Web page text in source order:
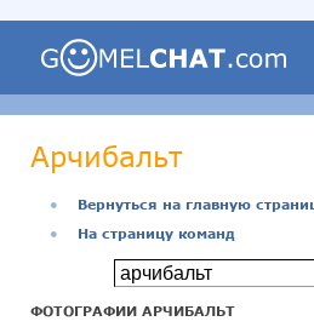
Арчибальт
●
Вернуться на главную
●
На страницу команд
ФОТОГРАФИИ АРЧИБАЛЬТ